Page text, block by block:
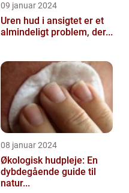
09 januar 2024
Uren hud i ansigtet er et
almindeligt problem, der...
08 januar 2024
Økologisk hudpleje: En
dybdegående guide til
natur...